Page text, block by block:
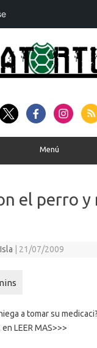
Menú
el perro y
21/07/2009
a tomar su medicaci?
LEER MAS>>>